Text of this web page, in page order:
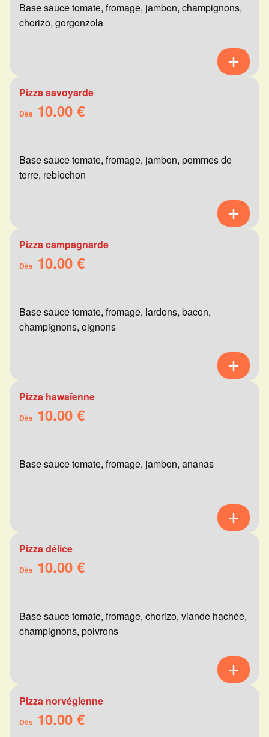
Base sauce tomate, fromage, jambon, champignons,
chorizo, gorgonzola
Pizza savoyarde
Dès 10.00 €
Base sauce tomate, fromage, jambon, pommes de
terre, reblochon
Pizza campagnarde
Dès 10.00 €
Base sauce tomate, fromage, lardons, bacon,
champignons, oignons
Pizza hawaïenne
Dès 10.00 €
Base sauce tomate, fromage, jambon, ananas
Pizza délice
Dès 10.00 €
Base sauce tomate, fromage, chorizo, viande hachée,
champignons, poivrons
Pizza norvégienne
Dès 10.00 €